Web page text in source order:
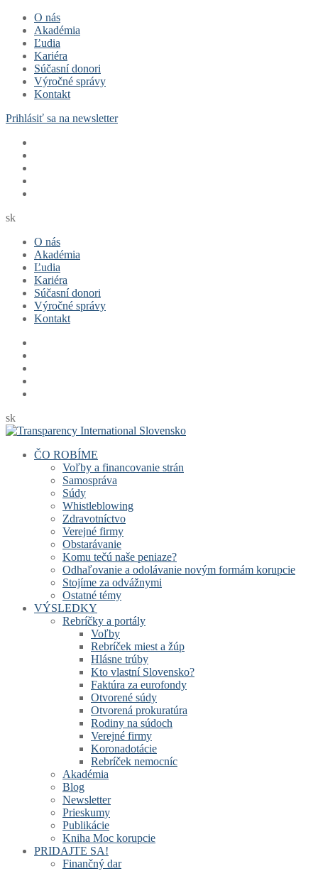
Preskočiť
obsah
Menu
ZavrieťO nás
Akadémia
Ľudia
Kariéra
Súčasní donori
Výročné správy
Kontakt
Prihlásiť sa na newsletter
sk
O nás
Akadémia
Ľudia
Kariéra
Súčasní donori
Výročné správy
Kontakt
sk
ČO ROBÍME
Voľby a financovanie strán
Samospráva
Súdy
Whistleblowing
Zdravotníctvo
Verejné firmy
Obstarávanie
Komu tečú naše peniaze?
Odhaľovanie a odolávanie novým formám korupcie
Stojíme za odvážnymi
Ostatné témy
VÝSLEDKY
Rebríčky a portály
Voľby
Rebríček miest a žúp
Hlásne trúby
Kto vlastní Slovensko?
Faktúra za eurofondy
Otvorené súdy
Otvorená prokuratúra
Rodiny na súdoch
Verejné firmy
Koronadotácie
Rebríček nemocníc
Akadémia
Blog
Newsletter
Prieskumy
Publikácie
Kniha Moc korupcie
PRIDAJTE SA!
Finančný dar